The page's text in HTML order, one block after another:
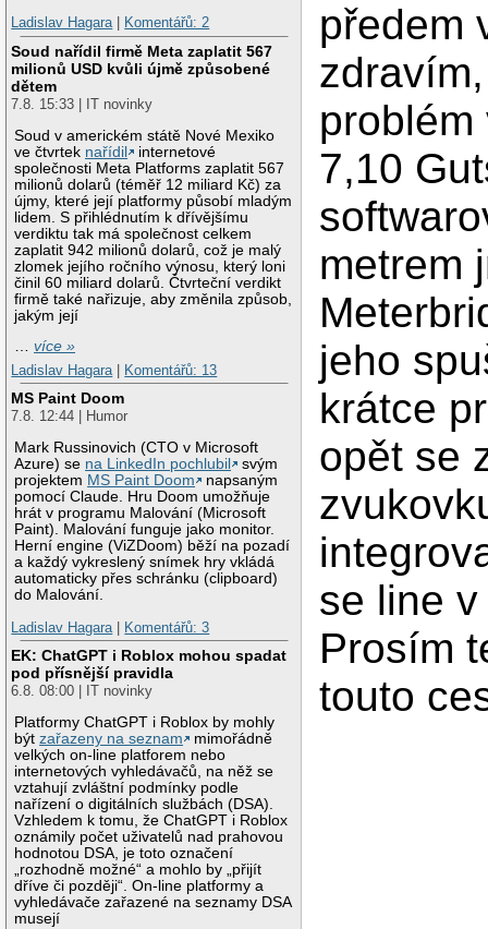
Ladislav Hagara| Komentářů: 2
Soud nařídil firmě Meta zaplatit 567
milionů USD kvůli újmě způsobené
dětem
7.8. 15:33 | IT novinky
Soud v americkém státě Nové Mexiko
ve čtvrtek nařídil
internetové
společnosti Meta Platforms zaplatit 567
milionů dolarů (téměř 12 miliard Kč) za
újmy, které její platformy působí mladým
lidem. S přihlédnutím k dřívějšímu
verdiktu tak má společnost celkem
zaplatit 942 milionů dolarů, což je malý
zlomek jejího ročního výnosu, který loni
činil 60 miliard dolarů. Čtvrteční verdikt
firmě také nařizuje, aby změnila způsob,
jakým její
…více »
Ladislav Hagara
Komentářů: 13
MS Paint Doom
7.8. 12:44 | Humor
Mark Russinovich (CTO v Microsoft
Azure) se na LinkedIn pochlubil
svým
projektem MS Paint Doom
napsaným
pomocí Claude. Hru Doom umožňuje
hrát v programu Malování (Microsoft
Paint). Malování funguje jako monitor.
Herní engine (ViZDoom) běží na pozadí
a každý vykreslený snímek hry vkládá
automaticky přes schránku (clipboard)
do Malování.
Ladislav Hagara
Komentářů: 3
EK: ChatGPT i Roblox mohou spadat
pod přísnější pravidla
6.8. 08:00 | IT novinky
Platformy ChatGPT i Roblox by mohly
býtzařazeny na seznam
mimořádně
velkých on-line platforem nebo
internetových vyhledávačů, na něž se
vztahují zvláštní podmínky podle
nařízení o digitálních službách (DSA).
Vzhledem k tomu, že ChatGPT i Roblox
oznámily počet uživatelů nad prahovou
hodnotou DSA, je toto označení
„rozhodně možné“ a mohlo by „přijít
dříve či později“. On-line platformy a
vyhledávače zařazené na seznamy DSA
musejí
předem
problém
7,10
metrem
jeho
krátce
opět se
se line
Prosím
touto